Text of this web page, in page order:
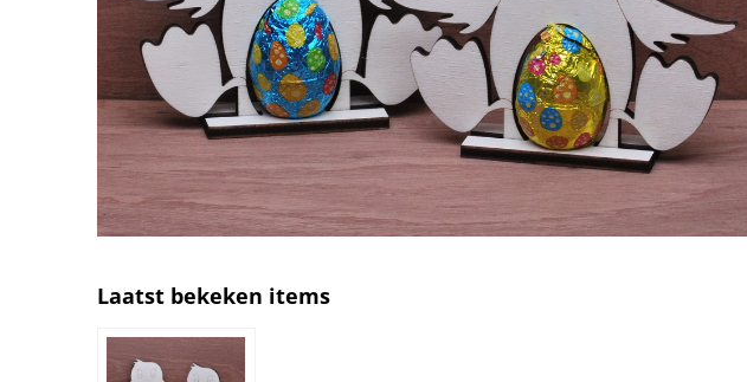
Laatst bekeken items